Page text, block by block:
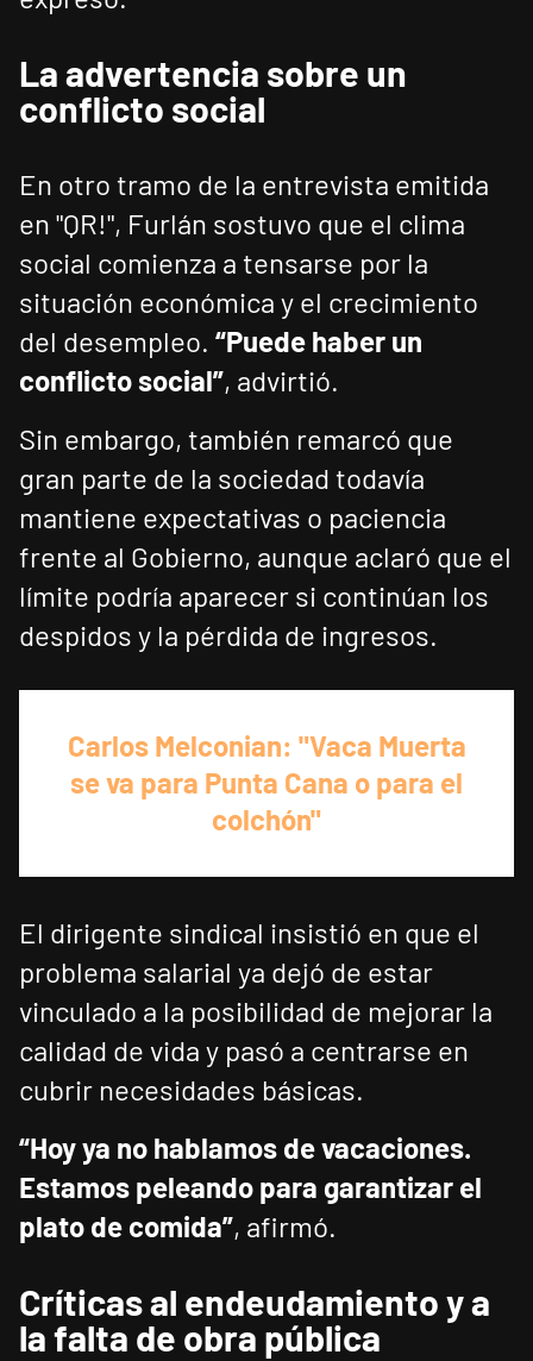
La advertencia sobre un
conflicto social
En otro tramo de la entrevista emitida
en "QR!", Furlán sostuvo que el clima
social comienza a tensarse por la
situación económica y el crecimiento
del desempleo. “Puede haber un
conflicto social”, advirtió.
Sin embargo, también remarcó que
gran parte de la sociedad todavía
mantiene expectativas o paciencia
frente al Gobierno, aunque aclaró que el
límite podría aparecer si continúan los
despidos y la pérdida de ingresos.
Carlos Melconian: "Vaca Muerta
se va para Punta Cana o para el
colchón"
El dirigente sindical insistió en que el
problema salarial ya dejó de estar
vinculado a la posibilidad de mejorar la
calidad de vida y pasó a centrarse en
cubrir necesidades básicas.
“Hoy ya no hablamos de vacaciones.
Estamos peleando para garantizar el
plato de comida”, afirmó.
Críticas al endeudamiento y a
la falta de obra pública